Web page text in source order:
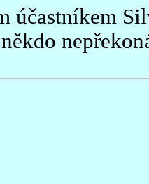
účastníkem